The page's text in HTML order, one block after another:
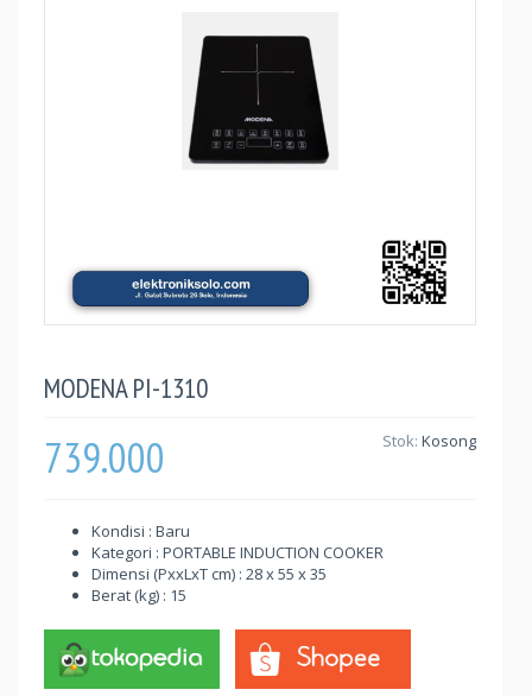
MODENA PI-1310
739.000 Stok: Kosong
Kondisi : Baru
Kategori : PORTABLE INDUCTION COOKER
Dimensi (PxxLxT cm) : 28 x 55 x 35
Berat (kg) : 15